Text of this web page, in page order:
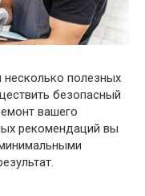
полезных
безопасный
вашего
рекомендаций вы